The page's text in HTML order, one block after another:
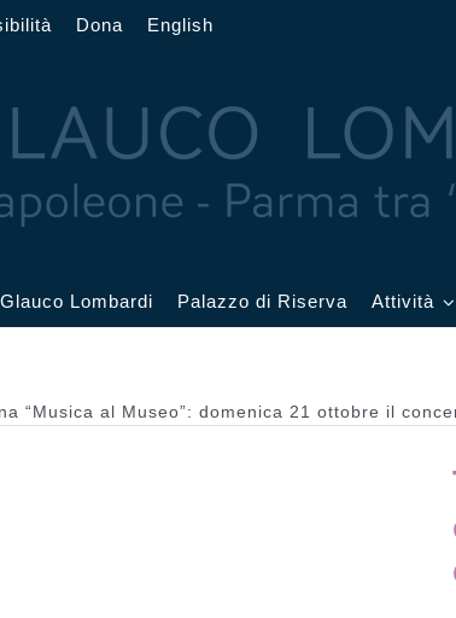
Dona English
Glauco Lombardi Palazzo di Riserva Attività
“Musica al Museo”: domenica 21 ottobre il